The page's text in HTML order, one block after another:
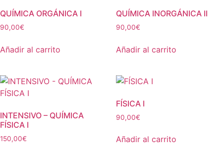
QUÍMICA ORGÁNICA I
90,00€
Añadir al carrito
QUÍMICA INORGÁNICA II
90,00€
Añadir al carrito
INTENSIVO – QUÍMICA
FÍSICA I
150,00€
FÍSICA I
90,00€
Añadir al carrito